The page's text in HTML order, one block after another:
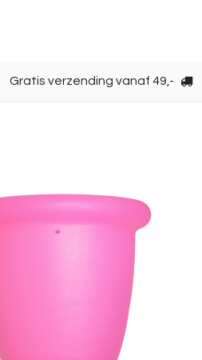
Gratis verzending vanaf 49,-